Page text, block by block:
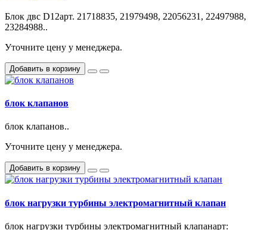
Блок двс D12арт. 21718835, 21979498, 22056231, 22497988,
23284988..
Уточните цену у менеджера.
Добавить в корзину
блок клапанов
блок клапанов..
Уточните цену у менеджера.
Добавить в корзину
блок нагрузки турбины электромагнитный клапан
блок нагрузки турбины электромагнитный клапанарт: